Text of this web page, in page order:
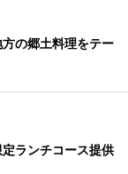
の郷土料理をテー
ランチコース提供